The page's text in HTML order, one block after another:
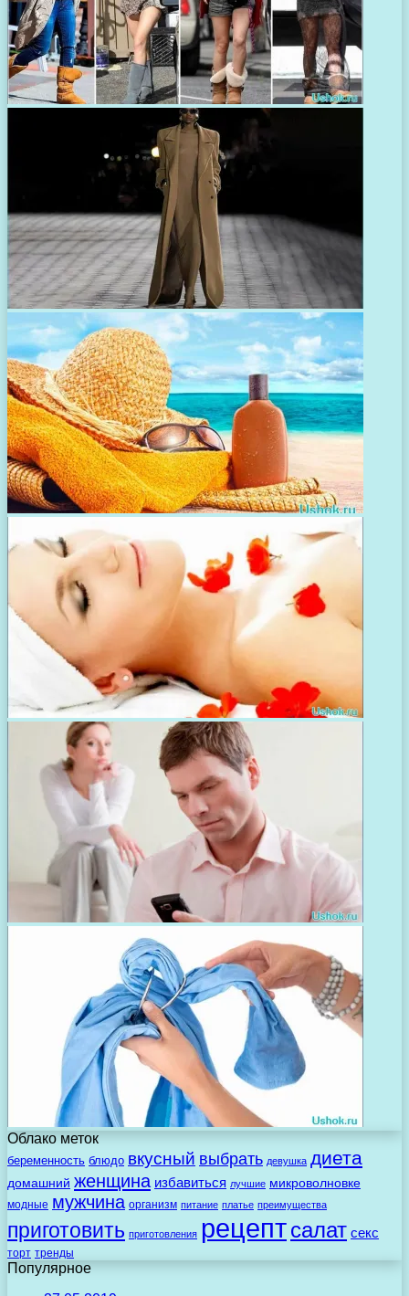
Облако меток
беременность блюдо вкусный выбрать девушка диета
домашний женщина избавиться лучшие микроволновке
модные мужчина организм питание платье преимущества
приготовить приготовления рецептсалат секс
торт тренды
Популярное